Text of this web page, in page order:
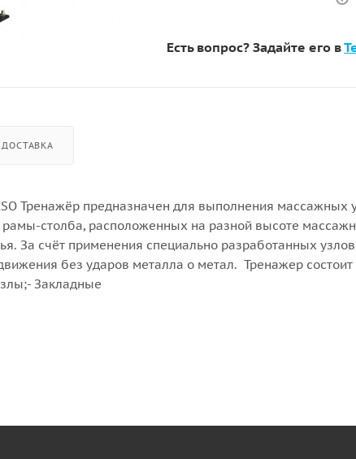
Есть вопрос? Задайте его в
ДОСТАВКА
Тренажёр предназначен для выполнения массажных
столба, расположенных на разной высоте
За счёт применения специально разработанных
без ударов металла о метал. Тренажер
Закладные